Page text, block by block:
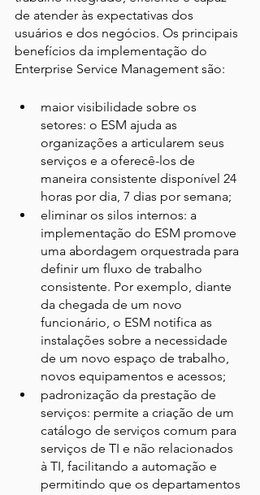
de atender às expectativas dos
usuários e dos negócios. Os principais
benefícios da implementação do
Enterprise Service Management são:
maior visibilidade sobre os
setores: o ESM ajuda as
organizações a articularem seus
serviços e a oferecê-los de
maneira consistente disponível 24
horas por dia, 7 dias por semana;
eliminar os silos internos: a
implementação do ESM promove
uma abordagem orquestrada para
definir um fluxo de trabalho
consistente. Por exemplo, diante
da chegada de um novo
funcionário, o ESM notifica as
instalações sobre a necessidade
de um novo espaço de trabalho,
novos equipamentos e acessos;
padronização da prestação de
serviços: permite a criação de um
catálogo de serviços comum para
serviços de TI e não relacionados
à TI, facilitando a automação e
permitindo que os departamentos